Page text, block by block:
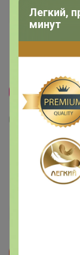
Скидка
Бассейн
с
Легкий,
минут